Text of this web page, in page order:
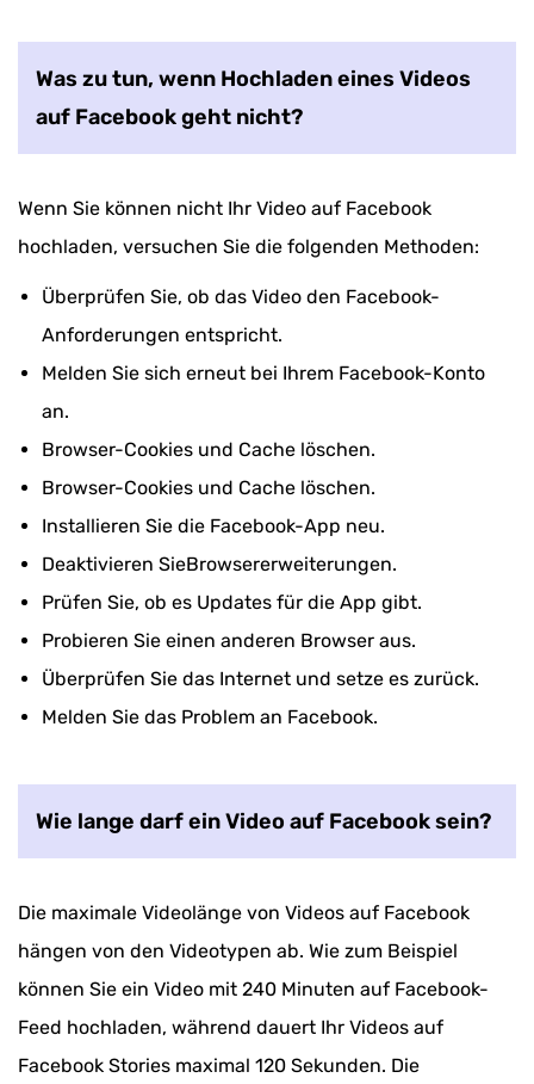
Was zu tun, wenn Hochladen eines Videos
auf Facebook geht nicht?
Wenn Sie können nicht Ihr Video auf Facebook
hochladen, versuchen Sie die folgenden Methoden:
Überprüfen Sie, ob das Video den Facebook-
Anforderungen entspricht.
Melden Sie sich erneut bei Ihrem Facebook-Konto
an.
Browser-Cookies und Cache löschen.
Browser-Cookies und Cache löschen.
Installieren Sie die Facebook-App neu.
Deaktivieren SieBrowsererweiterungen.
Prüfen Sie, ob es Updates für die App gibt.
Probieren Sie einen anderen Browser aus.
Überprüfen Sie das Internet und setze es zurück.
Melden Sie das Problem an Facebook.
Wie lange darf ein Video auf Facebook sein?
Die maximale Videolänge von Videos auf Facebook
hängen von den Videotypen ab. Wie zum Beispiel
können Sie ein Video mit 240 Minuten auf Facebook-
Feed hochladen, während dauert Ihr Videos auf
Facebook Stories maximal 120 Sekunden. Die